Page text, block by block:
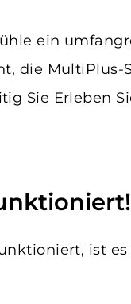
ein
die MultiPlus-
Sie Erleben
ist